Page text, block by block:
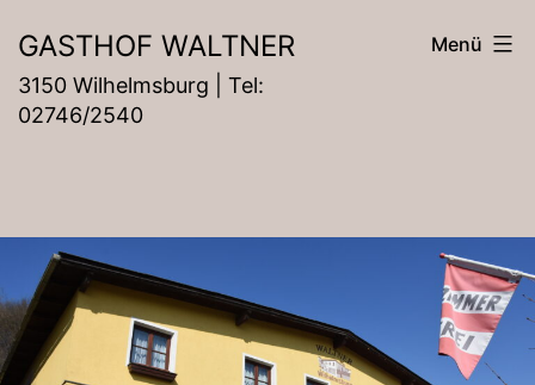
Inhalt
springen
GASTHOF WALTNER
3150 Wilhelmsburg | Tel:
02746/2540
Menü